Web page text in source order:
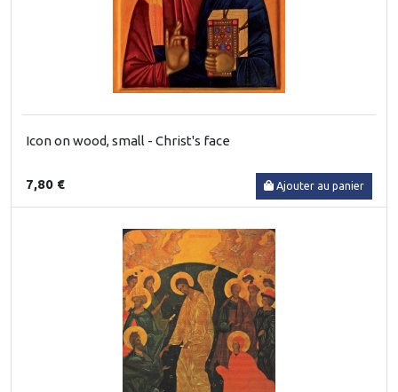
Icon on wood, small - Christ's face
7,80 € Ajouter au panier